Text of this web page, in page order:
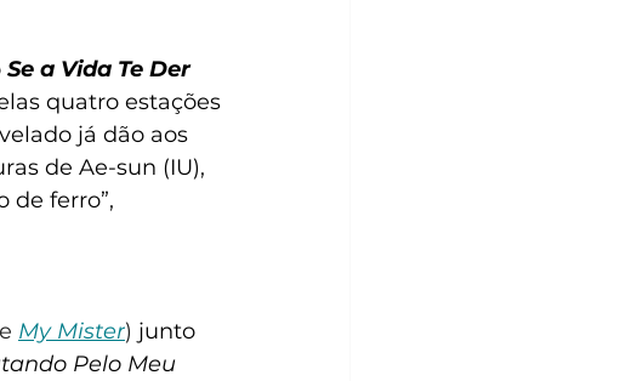
Se a Vida Te Der
quatro estações
já dão aos
de Ae-sun (IU),
de ferro”,
e My Mister) junto
Pelo Meu